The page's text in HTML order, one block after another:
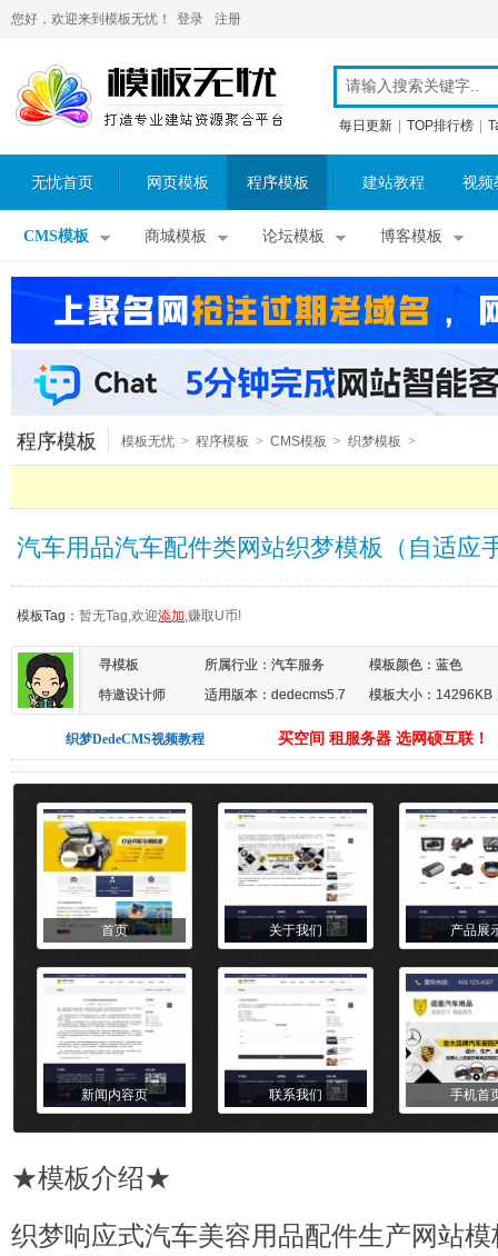
您好，欢迎来到模板无忧！ 登录 注册
每日更新 TOP排行榜
无忧首页 网页模板 程序模板 建站教程 视频
CMS模板 商城模板 论坛模板 博客模板
程序模板 模板无忧 > 程序模板 > CMS模板 > 织梦模板 >
汽车用品汽车配件类网站织梦模板（自适应
模板Tag： 暂无Tag,欢迎添加,赚取U币!
寻模板
特邀设计师
所属行业： 汽车服务 模板颜色： 蓝色
适用版本：dedecms5.7
模板大小：14296KB
织梦DedeCMS视频教程 买空间 租服务器 选网硕互联！
首页 关于我们 产品展
新闻内容页 联系我们 手机首
★模板介绍★
织梦响应式汽车美容用品配件生产网站模